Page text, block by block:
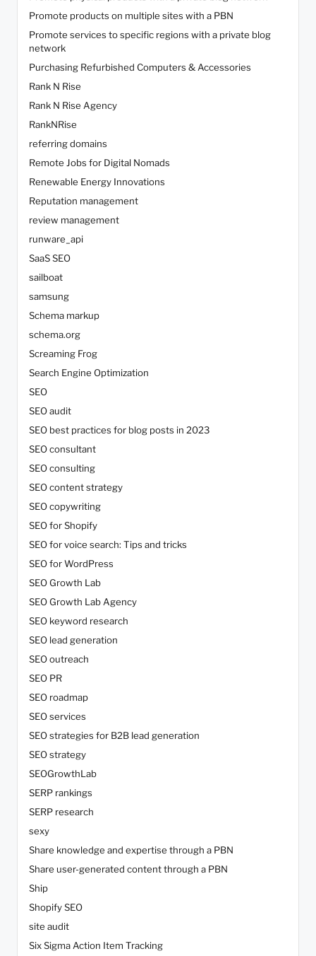
Promote products on multiple sites with a PBN
Promote services to specific regions with a private blog
network
Purchasing Refurbished Computers & Accessories
Rank N Rise
Rank N Rise Agency
RankNRise
referring domains
Remote Jobs for Digital Nomads
Renewable Energy Innovations
Reputation management
review management
runware_api
SaaS SEO
sailboat
samsung
Schema markup
schema.org
Screaming Frog
Search Engine Optimization
SEO
SEO audit
SEO best practices for blog posts in 2023
SEO consultant
SEO consulting
SEO content strategy
SEO copywriting
SEO for Shopify
SEO for voice search: Tips and tricks
SEO for WordPress
SEO Growth Lab
SEO Growth Lab Agency
SEO keyword research
SEO lead generation
SEO outreach
SEO PR
SEO roadmap
SEO services
SEO strategies for B2B lead generation
SEO strategy
SEOGrowthLab
SERP rankings
SERP research
sexy
Share knowledge and expertise through a PBN
Share user-generated content through a PBN
Ship
Shopify SEO
site audit
Six Sigma Action Item Tracking